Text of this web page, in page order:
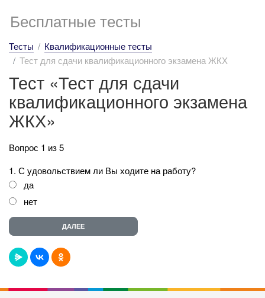
Бесплатные тесты
Тесты
Квалификационные тесты
Тест для сдачи квалификационного экзамена ЖКХ
Тест «Тест для сдачи
квалификационного экзамена
ЖКХ»
Вопрос 1 из 5
1. С удовольствием ли Вы ходите на работу?
да
нет